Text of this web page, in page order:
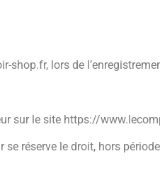
lors de
sur le site https://
réserve le droit, hors